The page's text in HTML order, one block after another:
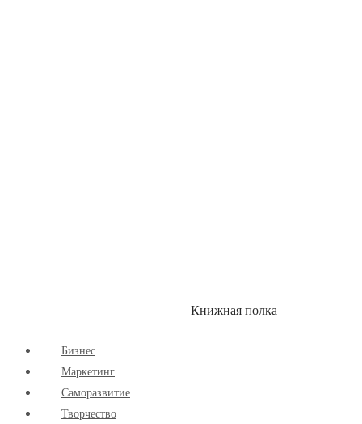
Книжная полка
Бизнес
Маркетинг
Cаморазвитие
Творчество